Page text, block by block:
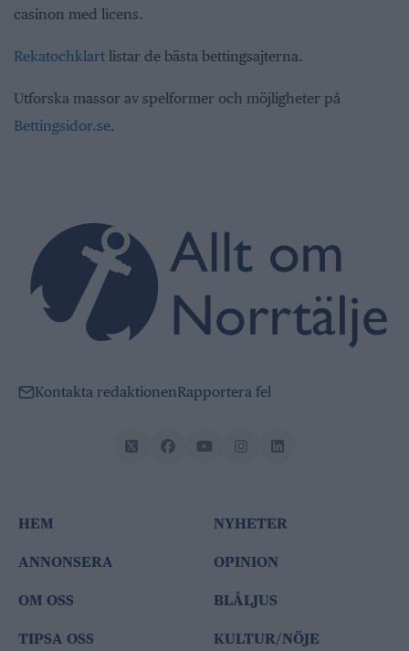
casinon med licens.
Rekatochklart listar de bästa bettingsajterna.
Utforska massor av spelformer och möjligheter på
Bettingsidor.se.
Kontakta redaktionenRapportera fel
HEM
ANNONSERA
OM OSS
TIPSA OSS
NYHETER
OPINION
BLÅLJUS
KULTUR/NÖJE